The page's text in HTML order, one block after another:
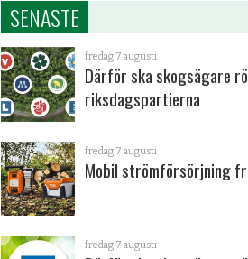
SENASTE
fredag 7 augusti
Därför ska skogsägare
riksdagspartierna
fredag 7 augusti
Mobil strömförsörjning
fredag 7 augusti